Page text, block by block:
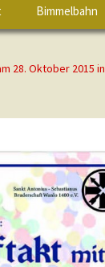
Bimmelbahn
28. Oktober 2015 in